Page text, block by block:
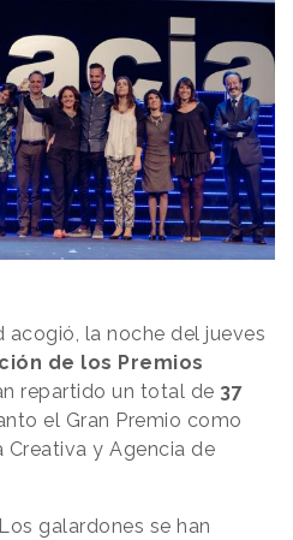
acogió, la noche del jueves
de los Premios
repartido un total de 37
el Gran Premio como
Creativa y Agencia de
Los galardones se han